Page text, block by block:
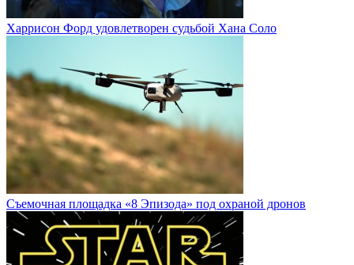
Харрисон Форд удовлетворен судьбой Хана Соло
Cъемочная площадка «8 Эпизода» под охраной дронов